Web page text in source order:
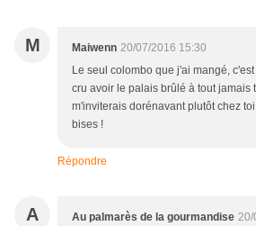
M Maiwenn 20/07/2016 15:30
Le seul colombo que j'ai mangé,
cru avoir le palais brûlé à tout jamais
m'inviterais dorénavant plutôt chez
bises !
Répondre
A Au palmarès de la gourmandise 20/